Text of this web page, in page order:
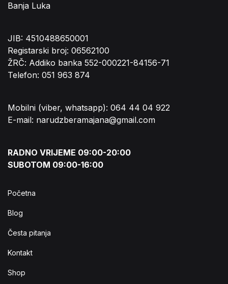
Banja Luka
JIB: 4510488650001
Registarski broj: 06562100
ŽRČ: Addiko banka 552-000221-84156-71
Telefon: 051 963 874
Mobilni (viber, whatsapp): 064 44 04 922
E-mail: narudzberamajana@gmail.com
RADNO VRIJEME 09:00-20:00
SUBOTOM 09:00-16:00
Početna
Blog
Česta pitanja
Kontakt
Shop